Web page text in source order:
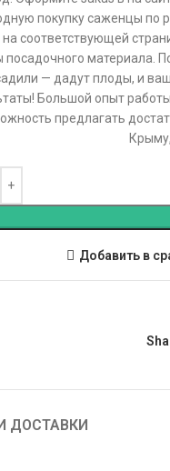
покупку саженцы по
на соответствующей
посадочного материала.
— дадут плоды, и
Большой опыт
предлагать
Добавить в
ДОСТАВКИ